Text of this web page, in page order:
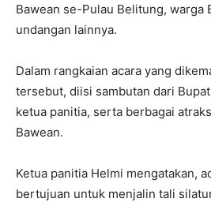
Bawean se-Pulau Belitung, warga
undangan lainnya.
Dalam rangkaian acara yang
tersebut, diisi sambutan dari
ketua panitia, serta berbagai
Bawean.
Ketua panitia Helmi mengatakan,
bertujuan untuk menjalin tali